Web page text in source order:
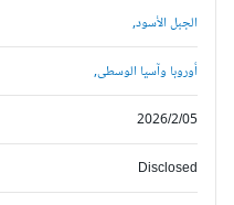
الجبل الأسود,
أوروبا وآسيا الوسطى,
2026/2/05
Disclosed